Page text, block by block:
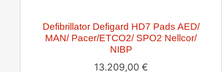
Defibrillator Defigard HD7 Pads AED/
MAN/ Pacer/ETCO2/ SPO2 Nellcor/
NIBP
13.209,00 €